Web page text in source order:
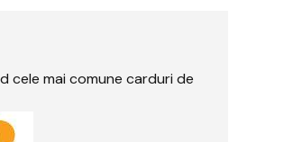
cele mai comune carduri de